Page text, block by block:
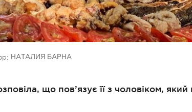
НАТАЛИЯ БАРНА
що пов’язує її з чоловіком,